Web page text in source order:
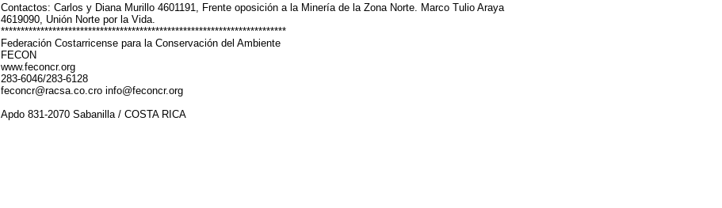
Contactos: Carlos y Diana Murillo 4601191, Frente oposición a la Minería de la Zona Norte. Marco Tulio Araya
4619090, Unión Norte por la Vida.
************************************************************************
Federación Costarricense para la Conservación del Ambiente
FECON
www.feconcr.org
283-6046/283-6128
feconcr@racsa.co.cro info@feconcr.org
Apdo 831-2070 Sabanilla / COSTA RICA